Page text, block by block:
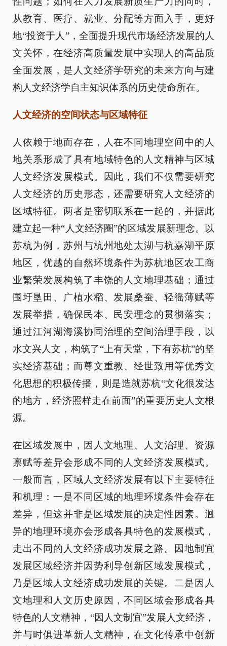
从教育、医疗、就业、分配等方面入手，更好
地“投资于人”，全面提升现代市场经济发展的人
文关怀，在经济高质量发展中实现人的高品质
全面发展，是人文经济学研究的未来方向与建
构人文经济学自主知识体系的历史使命所在。
人文经济的空间状态与区域特征
人依赖于地而存在，人在不同地理空间中的人
地关系形成了具有地域特色的人文精神与区域
人文经济发展模式。因此，我们不仅需要研究
人文经济的历史形态，还需要研究人文经济的
区域特征。两者是密切联系在一起的，并据此
建立起一种“人文经济圈”的区域发展新理念。以
苏杭为例，苏州与杭州地处太湖与杭嘉湖平原
地区，优越的自然环境条件为苏杭地区农工商
业繁荣发展构筑了丰饶的人文地理基础；通过
围圩垦田、广植水稻、发展桑蚕、轻徭薄赋等
发展举措，确保民本、民安理念的贯彻落实；
通过江河湖海溪协同治理的空间治理手段，以
水文兴人文，构筑了“上有天堂，下有苏杭”的坚
实经济基础；而尊文重教、经世致用等优秀文
化思想的积极传播，则是造就苏杭“文化很发达
的地方，经济照样走在前面”的重要历史人文根
源。
在区域发展中，因人文地理、人文治理、资源
禀赋等差异会形成不同的人文经济发展模式。
一般而言，区域人文经济发展有以下主要特征
和机理：一是不同区域的地理环境条件会存在
差异，但这并非是区域发展的决定性因素。迥
异的地理环境亦会形成各具特色的发展模式，
走出不同的人文经济成功发展之路。因地制宜
发展区域经济并因势利导创新区域发展模式，
乃是区域人文经济成功发展的关键。二是因人
文地理和人文历史原因，不同区域会形成各具
特色的人文精神，“因人文制宜”发展人文经济，
并与时俱进革新人文精神，在文化传承中创新